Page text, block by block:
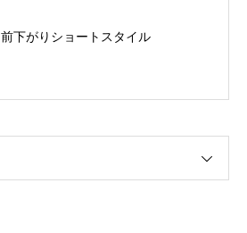
前下がりショートスタイル